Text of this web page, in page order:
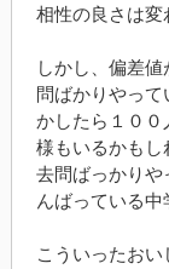
相性の良さは変
しかし、偏差
問ばかりやっ
かしたら１００
様もいるかもし
去問ばっかりや
んばっている中
こういったお